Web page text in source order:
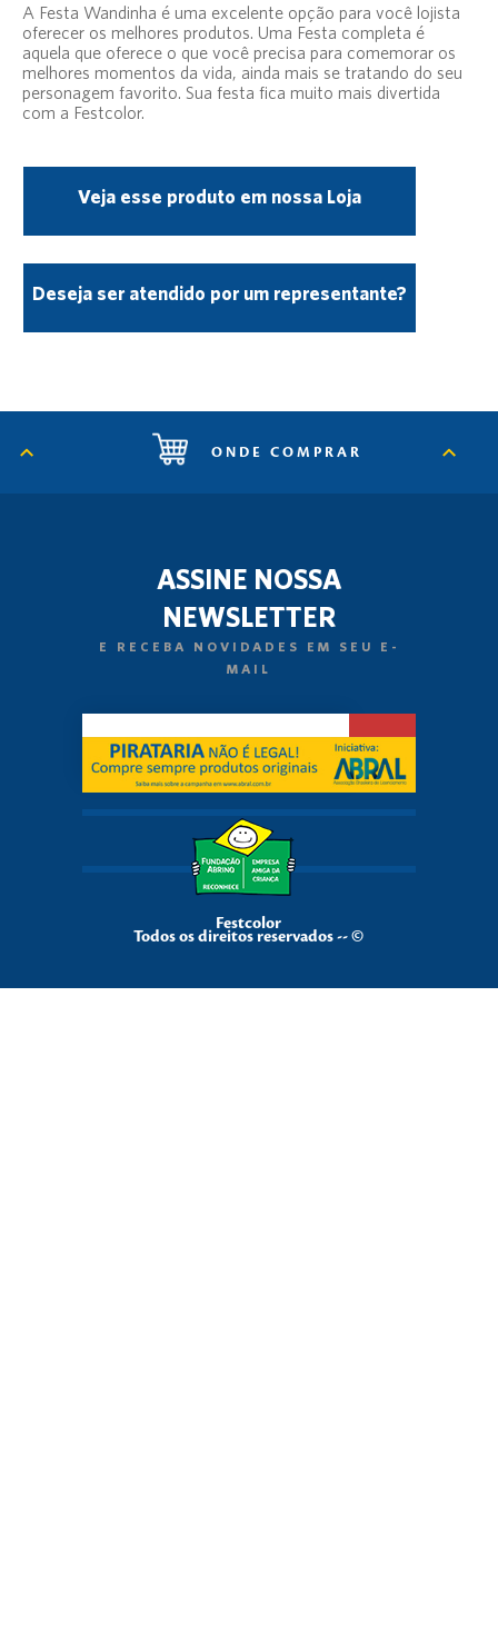
A Festa Wandinha é uma excelente opção para você lojista
oferecer os melhores produtos. Uma Festa completa é
aquela que oferece o que você precisa para comemorar os
melhores momentos da vida, ainda mais se tratando do seu
personagem favorito. Sua festa fica muito mais divertida
com a Festcolor.
Veja esse produto em nossa Loja
Deseja ser atendido por um representante?
ONDE COMPRAR
ASSINE NOSSA
NEWSLETTER
E RECEBA NOVIDADES EM SEU E-
MAIL
Festcolor
Todos os direitos reservados -- ©